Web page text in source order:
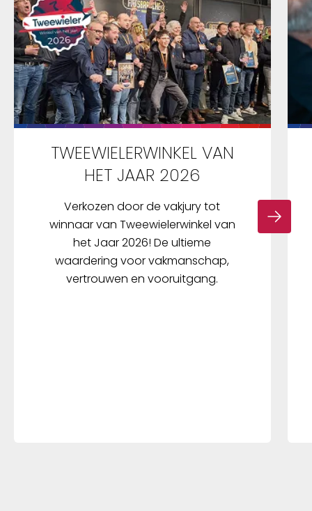
TWEEWIELERWINKEL VAN
HET JAAR 2026
Verkozen door de vakjury tot
winnaar van Tweewielerwinkel van
het Jaar 2026! De ultieme
waardering voor vakmanschap,
vertrouwen en vooruitgang.